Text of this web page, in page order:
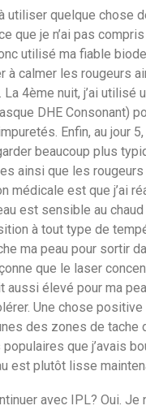
utiliser quelque chose
que je n’ai pas
utilisé ma fiable
à calmer les rougeurs
4ème nuit, j’ai utilisé
DHE Consonant)
Enfin, au jour
beaucoup plus
ainsi que les
médicale est que j’ai
est sensible au
à tout type de
ma peau pour sortir
que le laser
aussi élevé pour ma
Une chose
des zones de tache
que j’avais
est plutôt lisse
avec IPL? Oui. Je